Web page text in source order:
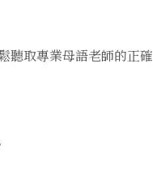
聽取專業母語老師的正確